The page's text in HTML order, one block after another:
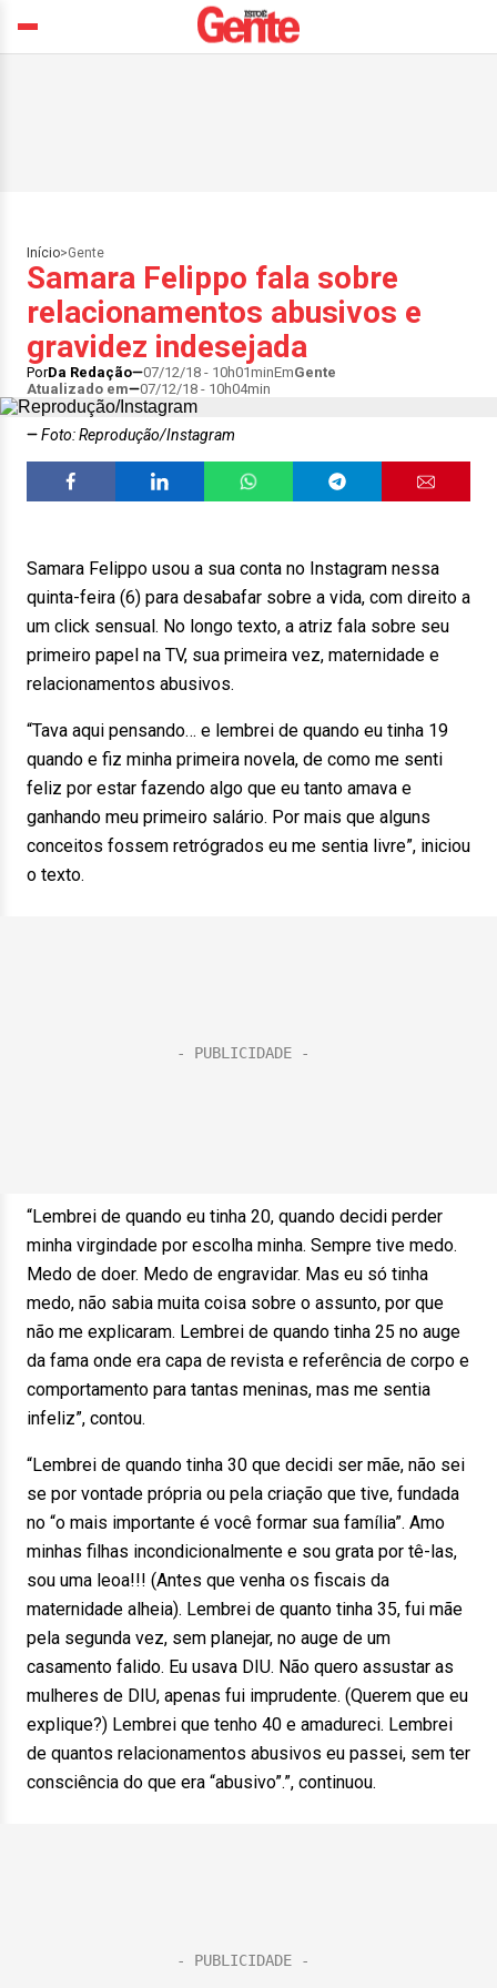
Início>Gente
Samara Felippo fala sobre
relacionamentos abusivos e
gravidez indesejada
PorDa Redação 07/12/18 - 10h01minEmGente
Atualizado em
07/12/18 - 10h04min
Foto: Reprodução/Instagram
Samara Felippo usou a sua conta no Instagram nessa
quinta-feira (6) para desabafar sobre a vida, com direito a
um click sensual. No longo texto, a atriz fala sobre seu
primeiro papel na TV, sua primeira vez, maternidade e
relacionamentos abusivos.
“Tava aqui pensando… e lembrei de quando eu tinha 19
quando e fiz minha primeira novela, de como me senti
feliz por estar fazendo algo que eu tanto amava e
ganhando meu primeiro salário. Por mais que alguns
conceitos fossem retrógrados eu me sentia livre”, iniciou
o texto.
“Lembrei de quando eu tinha 20, quando decidi perder
minha virgindade por escolha minha. Sempre tive medo.
Medo de doer. Medo de engravidar. Mas eu só tinha
medo, não sabia muita coisa sobre o assunto, por que
não me explicaram. Lembrei de quando tinha 25 no auge
da fama onde era capa de revista e referência de corpo e
comportamento para tantas meninas, mas me sentia
infeliz”, contou.
“Lembrei de quando tinha 30 que decidi ser mãe, não sei
se por vontade própria ou pela criação que tive, fundada
no “o mais importante é você formar sua família”. Amo
minhas filhas incondicionalmente e sou grata por tê-las,
sou uma leoa!!! (Antes que venha os fiscais da
maternidade alheia). Lembrei de quanto tinha 35, fui mãe
pela segunda vez, sem planejar, no auge de um
casamento falido. Eu usava DIU. Não quero assustar as
mulheres de DIU, apenas fui imprudente. (Querem que eu
explique?) Lembrei que tenho 40 e amadureci. Lembrei
de quantos relacionamentos abusivos eu passei, sem ter
consciência do que era “abusivo”.”, continuou.